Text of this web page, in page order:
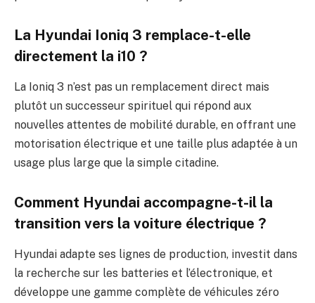
La Hyundai Ioniq 3 remplace-t-elle
directement la i10 ?
La Ioniq 3 n’est pas un remplacement direct mais
plutôt un successeur spirituel qui répond aux
nouvelles attentes de mobilité durable, en offrant une
motorisation électrique et une taille plus adaptée à un
usage plus large que la simple citadine.
Comment Hyundai accompagne-t-il la
transition vers la voiture électrique ?
Hyundai adapte ses lignes de production, investit dans
la recherche sur les batteries et l’électronique, et
développe une gamme complète de véhicules zéro